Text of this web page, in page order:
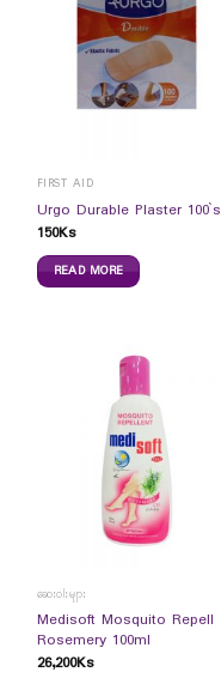
FIRST AID
Urgo Durable Plaster 100`s
150Ks
READ MORE
ဆေးဝါးများ
Medisoft Mosquito Repell
Rosemery 100ml
26,200Ks